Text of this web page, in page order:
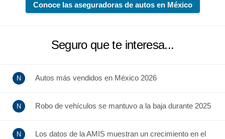
Conoce las aseguradoras de autos en México
Seguro que te interesa...
Autos más vendidos en México 2026
Robo de vehículos se mantuvo a la baja durante 2025
Los datos de la AMIS muestran un crecimiento en el